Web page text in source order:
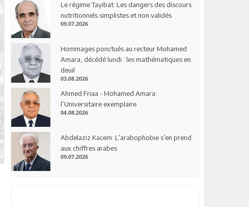
Le régime Tayibat: Les dangers des discours
nutritionnels simplistes et non validés
09.07.2026
Hommages ponctués au recteur Mohamed
Amara, décédé lundi : les mathématiques en
deuil
03.08.2026
Ahmed Friaa - Mohamed Amara:
l’Universitaire exemplaire
04.08.2026
Abdelaziz Kacem: L’arabophobie s’en prend
aux chiffres arabes
09.07.2026